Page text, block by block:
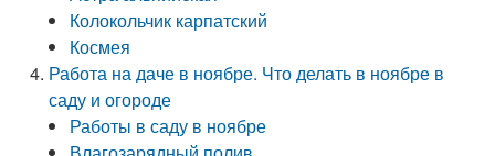
Колокольчик карпатский
Космея
Работа на даче в ноябре. Что делать в ноябре в
саду и огороде
Работы в саду в ноябре